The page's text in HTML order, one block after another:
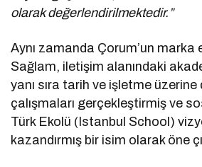
olarak değerlendirilmektedir.”
Aynı zamanda Çorum’un marka
Sağlam, iletişim alanındaki
yanı sıra tarih ve işletme
çalışmaları gerçekleştirmiş ve
Türk Ekolü (Istanbul School)
kazandırmış bir isim olarak öne